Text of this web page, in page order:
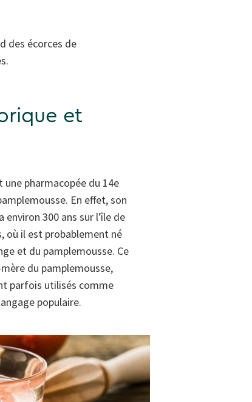
des écorces de
et
pharmacopée du 14e
En effet, son
environ 300 ans sur l'île de
où il est probablement né
et du pamplemousse. Ce
du pamplemousse,
parfois utilisés comme
populaire.